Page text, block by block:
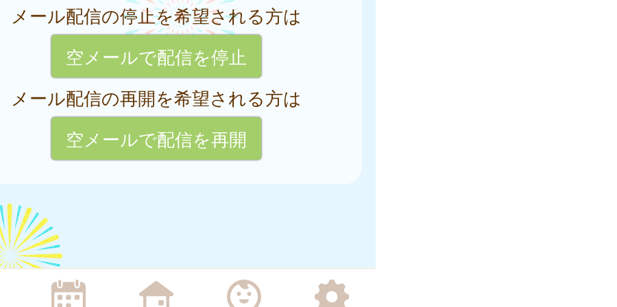
メール配信の停止を希望される方は
空メールで配信を停止
メール配信の再開を希望される方は
空メールで配信を再開